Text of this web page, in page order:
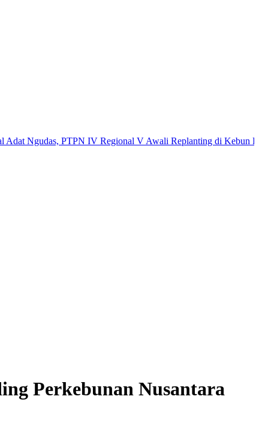
PTPN IV Regional V Awali Replanting di Kebun Kembayan
Perkebunan Nusantara